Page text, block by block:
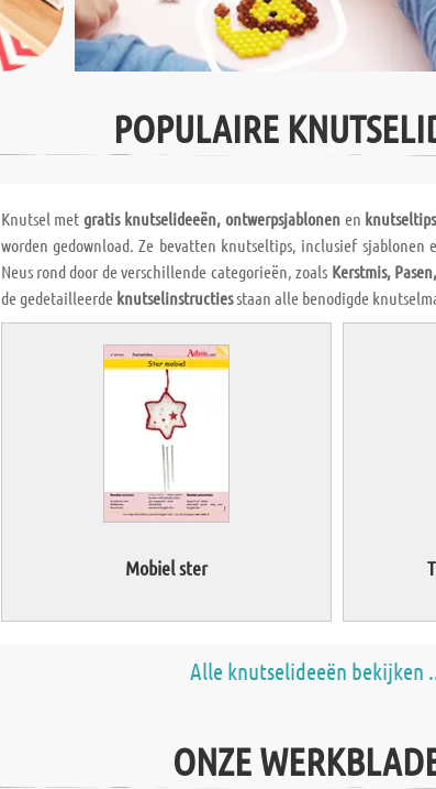
POPULAIRE
Knutsel metgratis knutselideeën, ontwerpsjablonenen knutseltips
worden gedownload. Ze bevatten knutseltips, inclusief
Neus rond door de verschillende categorieën, zoals Kerstmis,
de gedetailleerde knutselinstructiesstaan alle benodigde
Mobiel ster
Alle knutselideeën bekijken
ONZE